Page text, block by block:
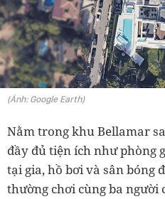
(Ảnh: Google Earth)
Nằm trong khu Bellamar
đầy đủ tiện ích như phòng
tại gia, hồ bơi và sân bóng
thường chơi cùng ba người